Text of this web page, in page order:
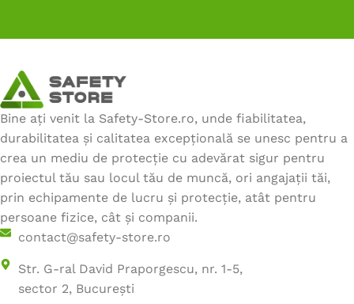
Bine ați venit la Safety-Store.ro, unde fiabilitatea,
durabilitatea și calitatea excepțională se unesc pentru a
crea un mediu de protecție cu adevărat sigur pentru
proiectul tău sau locul tău de muncă, ori angajații tăi,
prin echipamente de lucru și protecție, atât pentru
persoane fizice, cât și companii.
contact@safety-store.ro
Str. G-ral David Praporgescu, nr. 1-5,
sector 2, București